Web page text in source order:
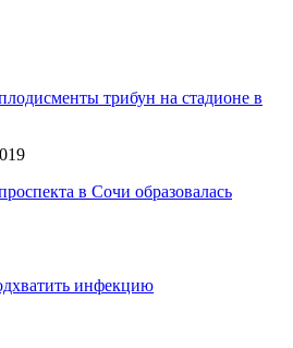
трибун на стадионе в
в Сочи образовалась
инфекцию